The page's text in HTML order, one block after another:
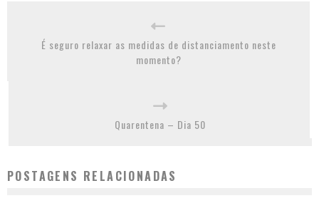
É seguro relaxar as medidas de distanciamento neste
momento?
Quarentena – Dia 50
POSTAGENS RELACIONADAS